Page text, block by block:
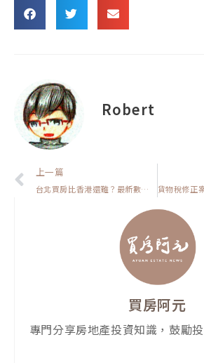
Robert
上一頁
上一篇
台北買房比香港還難？最新數據揭露高雄、桃園成置產跳板！【高雄在地人閒聊】
買房阿元
專門分享房地產投資知識，鼓勵